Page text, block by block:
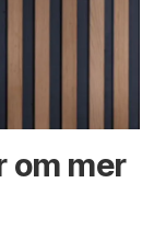
om mer